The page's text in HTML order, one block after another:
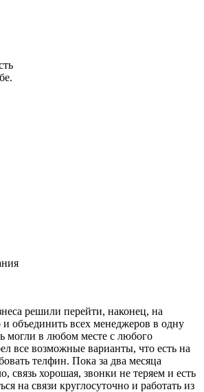
решили перейти, наконец, на
объединить всех менеджеров в одну
могли в любом месте с любого
все возможные варианты, что есть на
телфин. Пока за два месяца
связь хорошая, звонки не теряем и есть
на связи круглосуточно и работать из